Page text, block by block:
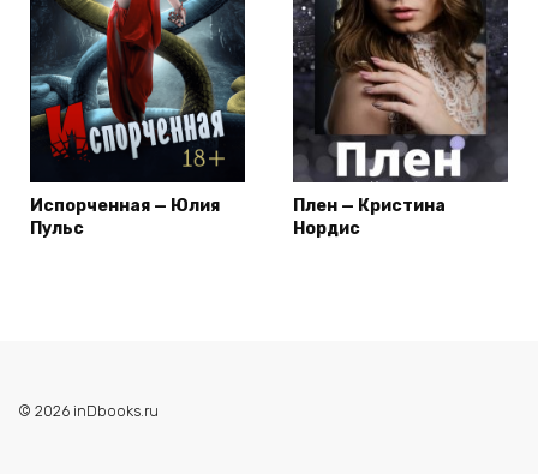
Испорченная — Юлия
Пульс
Плен — Кристина
Нордис
© 2026 inDbooks.ru